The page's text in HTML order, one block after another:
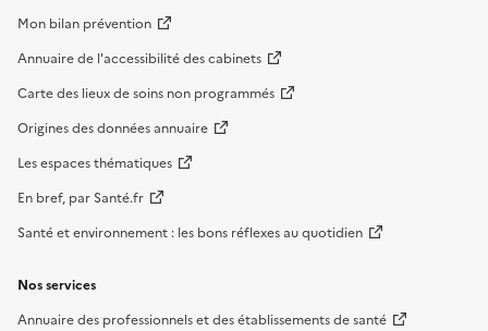
Mon bilan prévention
Annuaire de l'accessibilité des cabinets
Carte des lieux de soins non programmés
Origines des données annuaire
Les espaces thématiques
En bref, par Santé.fr
Santé et environnement : les bons réflexes au quotidien
Nos services
Annuaire des professionnels et des établissements de santé